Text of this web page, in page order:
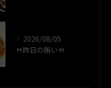
2026/08/05
🍴昨日の賄い🍴